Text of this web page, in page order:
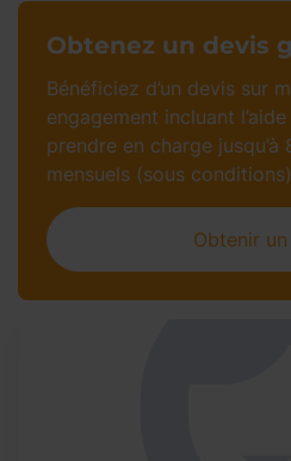
Obtenez un devis
Bénéficiez d’un devis sur
engagement incluant
prendre en charge
mensuels (sous
Obtenir